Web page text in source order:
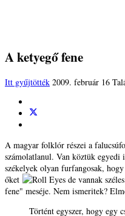
A ketyegő fene
Itt gyűjtötték 2009. február 16
A magyar folklór részei a
számolatlanul. Van köztük
székelyek olyan furfangosak,
őket
de vannak
fene" meséje. Nem ismeritek?
Történt egyszer, hogy egy